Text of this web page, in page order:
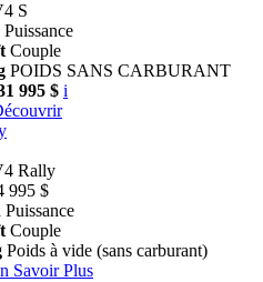
S
Puissance
Couple
POIDS SANS CARBURANT
995 $ i
Rally
995 $
Puissance
Couple
Poids à vide (sans carburant)
Savoir Plus